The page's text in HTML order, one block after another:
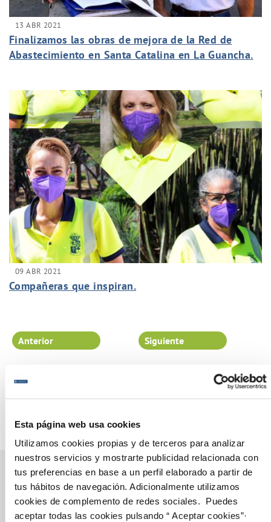
Esta página web usa cookies
Utilizamos cookies propias y de terceros para analizar
nuestros servicios y mostrarte publicidad relacionada con
tus preferencias en base a un perfil elaborado a partir de
tus hábitos de navegación. Adicionalmente utilizamos
cookies de complemento de redes sociales. Puedes
aceptar todas las cookies pulsando “ Aceptar cookies”·
13 ABR 2021
Finalizamos las obras de mejora de la Red de
Abastecimiento en Santa Catalina en La Guancha.
09 ABR 2021
Compañeras que inspiran.
Página 51 de 102
Anterior Siguiente
Gestiones Online